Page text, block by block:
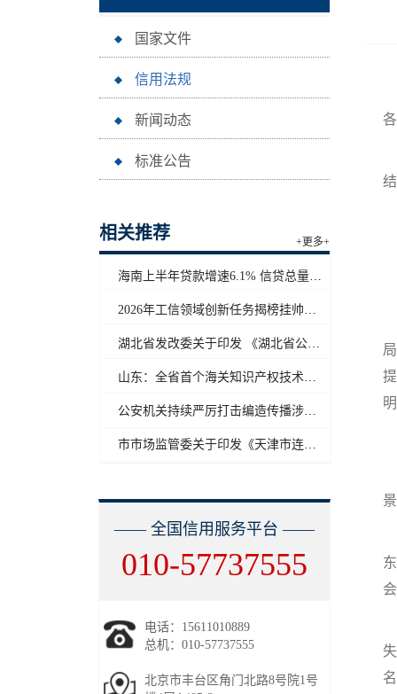
国家文件
信用法规
新闻动态
标准公告
相关推荐 +更多+
海南上半年贷款增速6.1% 信贷总量保持合理平稳增长
2026年工信领域创新任务揭榜挂帅工作启动
湖北省发改委关于印发 《湖北省公共信用信息目录（2026年版）》的通知
山东：全省首个海关知识产权技术调查官制度落地济南自贸片区
公安机关持续严厉打击编造传播涉汛涉灾网络谣言
市市场监管委关于印发《天津市连锁企业食品经营许可“先证后核”信用承诺审批实施办法》的通知
—— 全国信用服务平台 ——
010-57737555
电话：15611010889
总机：010-57737555
北京市丰台区角门北路8号院1号